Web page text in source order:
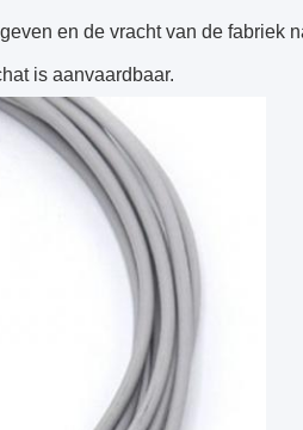
en de vracht van de fabriek
is aanvaardbaar.